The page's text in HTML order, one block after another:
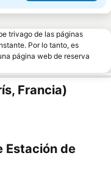
trivago de las páginas
Por lo tanto, es
página web de reserva
Francia)
Estación de